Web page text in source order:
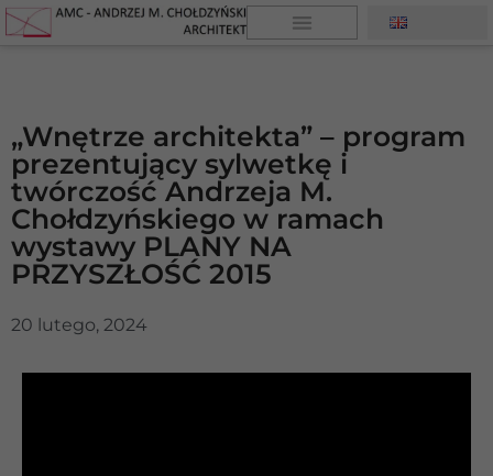
„Wnętrze architekta” – program
prezentujący sylwetkę i
twórczość Andrzeja M.
Chołdzyńskiego w ramach
wystawy PLANY NA
PRZYSZŁOŚĆ 2015
20 lutego, 2024